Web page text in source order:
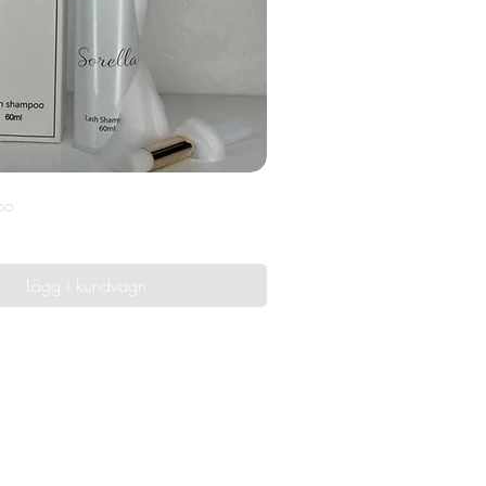
Lägg i kundvagn